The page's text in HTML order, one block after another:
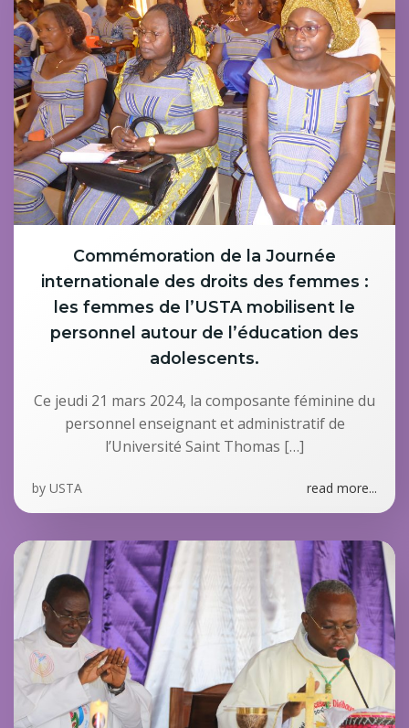
Commémoration de la Journée
internationale des droits des femmes :
les femmes de l’USTA mobilisent le
personnel autour de l’éducation des
adolescents.
Ce jeudi 21 mars 2024, la composante féminine du
personnel enseignant et administratif de
l’Université Saint Thomas […]
by USTA read more...